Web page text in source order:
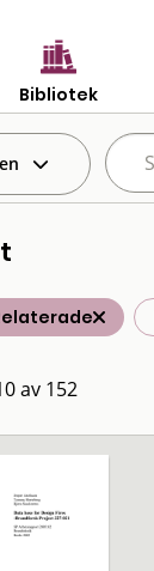
Bibliotek
av 152